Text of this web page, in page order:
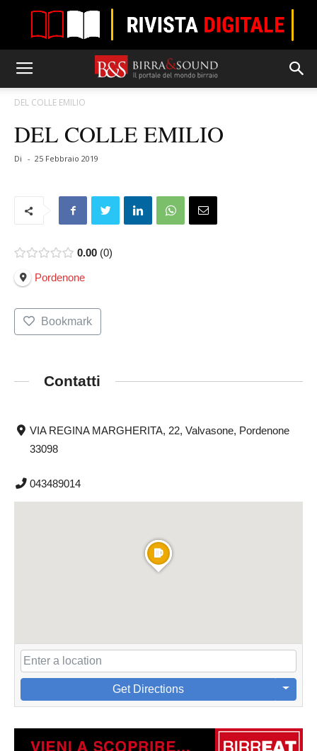
DEL COLLE EMILIO
DEL COLLE EMILIO
Di - 25 Febbraio 2019
0.00 0
Pordenone
Bookmark
Contatti
VIA REGINA MARGHERITA, 22, Valvasone, Pordenone
33098
043489014
Get Directions